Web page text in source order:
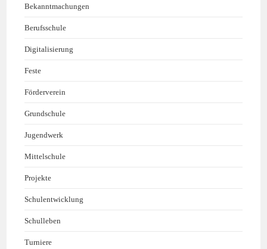
Bekanntmachungen
Berufsschule
Digitalisierung
Feste
Förderverein
Grundschule
Jugendwerk
Mittelschule
Projekte
Schulentwicklung
Schulleben
Turniere